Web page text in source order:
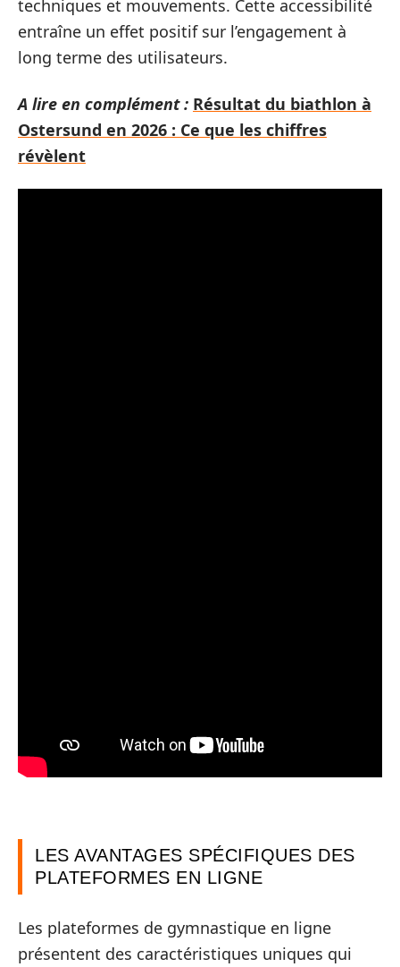
techniques et mouvements. Cette accessibilité
entraîne un effet positif sur l’engagement à
long terme des utilisateurs.
A lire en complément : Résultat du biathlon à
Ostersund en 2026 : Ce que les chiffres
révèlent
LES AVANTAGES SPÉCIFIQUES DES
PLATEFORMES EN LIGNE
Les plateformes de gymnastique en ligne
présentent des caractéristiques uniques qui